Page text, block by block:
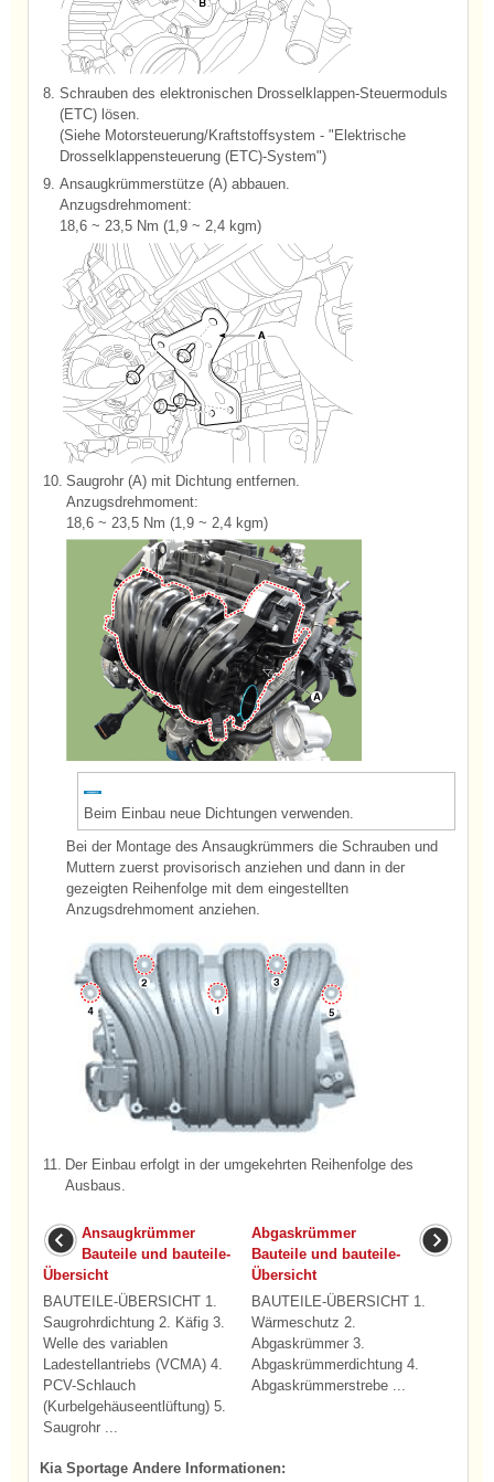
8. Schrauben des elektronischen Drosselklappen-Steuermoduls
(ETC) lösen.
(Siehe Motorsteuerung/Kraftstoffsystem - "Elektrische
Drosselklappensteuerung (ETC)-System")
9. Ansaugkrümmerstütze (A) abbauen.
Anzugsdrehmoment:
18,6 ~ 23,5 Nm (1,9 ~ 2,4 kgm)
10. Saugrohr (A) mit Dichtung entfernen.
Anzugsdrehmoment:
18,6 ~ 23,5 Nm (1,9 ~ 2,4 kgm)
Beim Einbau neue Dichtungen verwenden.
Bei der Montage des Ansaugkrümmers die Schrauben und
Muttern zuerst provisorisch anziehen und dann in der
gezeigten Reihenfolge mit dem eingestellten
Anzugsdrehmoment anziehen.
11. Der Einbau erfolgt in der umgekehrten Reihenfolge des
Ausbaus.
Ansaugkrümmer
Bauteile und bauteile-
Übersicht
BAUTEILE-ÜBERSICHT 1.
Saugrohrdichtung 2. Käfig 3.
Welle des variablen
Ladestellantriebs (VCMA) 4.
PCV-Schlauch
(Kurbelgehäuseentlüftung) 5.
Saugrohr ...
Abgaskrümmer
Bauteile und bauteile-
Übersicht
BAUTEILE-ÜBERSICHT 1.
Wärmeschutz 2.
Abgaskrümmer 3.
Abgaskrümmerdichtung 4.
Abgaskrümmerstrebe ...
Kia Sportage Andere Informationen: